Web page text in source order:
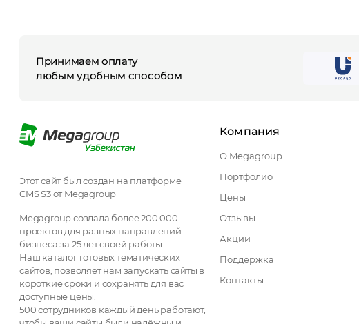
Принимаем оплату
любым удобным способом
Megagroup создала более 200 000
проектов для разных направлений
бизнеса за 25 лет своей работы.
Наш каталог готовых тематических
сайтов, позволяет нам запускать сайты в
короткие сроки и сохранять для вас
доступные цены.
500 сотрудников каждый день работают,
Этот сайт был создан на платформе
CMS S3 от Megagroup
Компания
О Megagroup
Портфолио
Цены
Отзывы
Акции
Поддержка
Контакты